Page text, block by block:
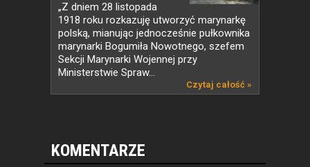
„Z dniem 28 listopada
1918 roku rozkazuję utworzyć marynarkę
polską, mianując jednocześnie pułkownika
marynarki Bogumiła Nowotnego, szefem
Sekcji Marynarki Wojennej przy
Ministerstwie Spraw...
Czytaj całość »
KOMENTARZE